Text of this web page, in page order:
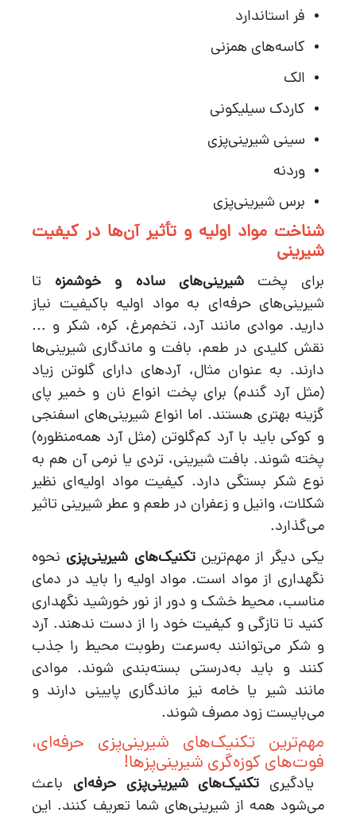
فر استاندارد
کاسه‌های همزنی
الک
کاردک سیلیکونی
سینی شیرینی‌پزی
وردنه
برس شیرینی‌پزی
شناخت مواد اولیه و تأثیر آن‌ها در کیفیت
شیرینی
برای پختشیرینی‌های ساده و خوشمزه تا
شیرینی‌های حرفه‌ای به مواد اولیه باکیفیت نیاز
دارید. موادی مانند آرد، تخم‌مرغ، کره، شکر و ...
نقش کلیدی در طعم، بافت و ماندگاری شیرینی‌ها
دارند. به عنوان مثال، آردهای دارای گلوتن زیاد
(مثل آرد گندم) برای پخت انواع نان و خمیر پای
گزینه بهتری هستند. اما انواع شیرینی‌های اسفنجی
و کوکی باید با آرد کم‌گلوتن (مثل آرد همه‌منظوره)
پخته شوند. بافت شیرینی، تردی یا نرمی آن هم به
نوع شکر بستگی دارد. کیفیت مواد اولیه‌ای نظیر
شکلات، وانیل و زعفران در طعم و عطر شیرینی تاثیر
می‌گذارد.
یکی دیگر از مهم‌ترینتکنیک‌های شیرینی‌پزی نحوه
نگهداری از مواد است. مواد اولیه را باید در دمای
مناسب، محیط خشک و دور از نور خورشید نگهداری
کنید تا تازگی و کیفیت خود را از دست ندهند. آرد
و شکر می‌توانند به‌سرعت رطوبت محیط را جذب
کنند و باید به‌درستی بسته‌بندی شوند. موادی
مانند شیر یا خامه نیز ماندگاری پایینی دارند و
می‌بایست زود مصرف شوند.
مهم‌ترین تکنیک‌های شیرینی‌پزی حرفه‌ای،
فوت‌های کوزه‌گری شیرینی‌پزها!
یادگیری تکنیک‌های شیرینی‌پزی حرفه‌ای باعث
می‌شود همه از شیرینی‌های شما تعریف کنند. این